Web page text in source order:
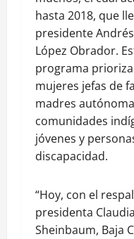
hasta 2018, que
presidente
López Obrador.
programa
mujeres jefas de
madres
comunidades
jóvenes y
discapacidad.
“Hoy, con el
presidenta Claudia
Sheinbaum, Baja